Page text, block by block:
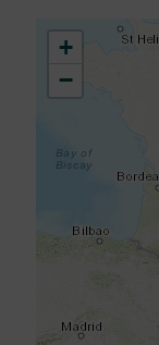
+
−